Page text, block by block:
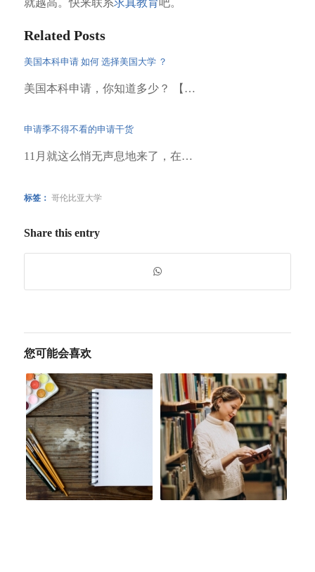
Related Posts
美国本科申请 如何 选择美国大学 ？
美国本科申请，你知道多少？ 【…
申请季不得不看的申请干货
11月就这么悄无声息地来了，在…
标签： 哥伦比亚大学
Share this entry
您可能会喜欢